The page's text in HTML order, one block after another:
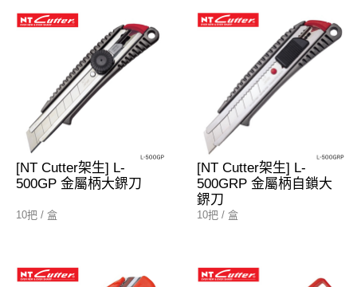
[NT Cutter架生] L-
500GP 金屬柄大鎅刀
10把 / 盒
[NT Cutter架生] L-
500GRP 金屬柄自鎖大
鎅刀
10把 / 盒